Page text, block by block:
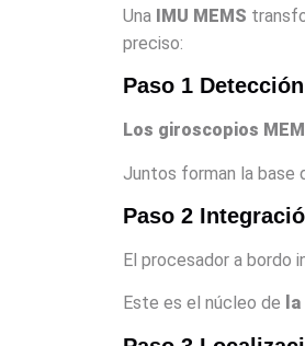
Una IMU MEMS
preciso:
Paso 1
Los giroscopios
Juntos forman la base
Paso 2
El procesador a bordo
Este es el núcleo de